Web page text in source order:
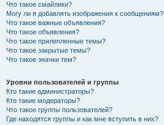
Что такое смайлики?
Могу ли я добавлять изображения к сообщениям?
Что такое важные объявления?
Что такое объявления?
Что такое прилепленные темы?
Что такое закрытые темы?
Что такое значки тем?
Уровни пользователей и группы
Кто такие администраторы?
Кто такие модераторы?
Что такое группы пользователей?
Где находятся группы и как мне вступить в них?